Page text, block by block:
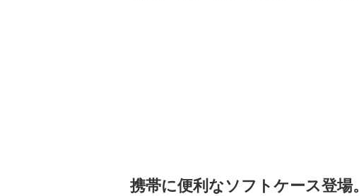
携帯に便利なソフトケース登場。